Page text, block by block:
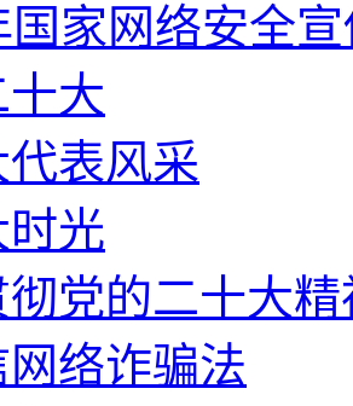
国家网络安全
大
表风采
光
党的二十大精
网络诈骗法